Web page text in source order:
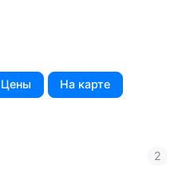
Цены На карте